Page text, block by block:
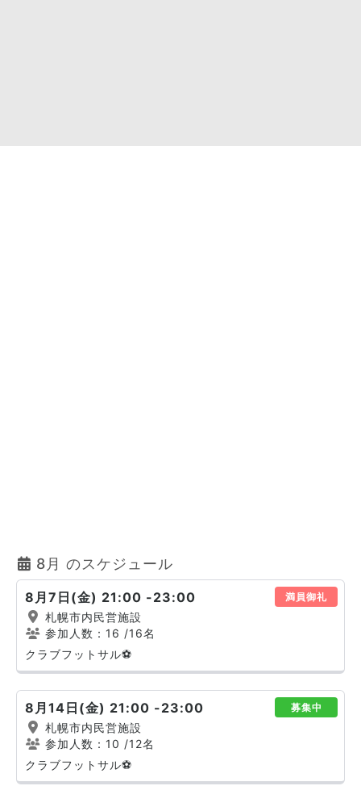
8月 のスケジュール
8月7日(金) 21:00 -23:00 満員御礼
札幌市内民営施設
参加人数：16 /16名
クラブフットサル⚽
8月14日(金) 21:00 -23:00 募集中
札幌市内民営施設
参加人数：10 /12名
クラブフットサル⚽